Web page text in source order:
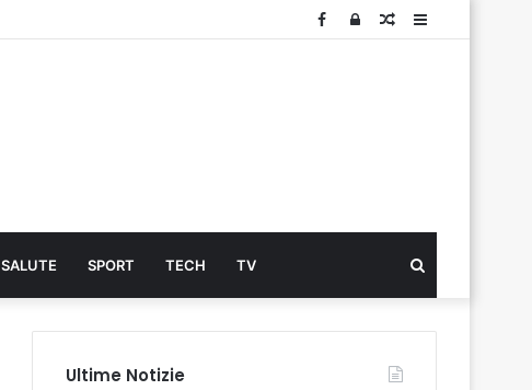
Sidebar
Articolo
Log
Facebook
SALUTE SPORT TECH TV
...
Ultime Notizie